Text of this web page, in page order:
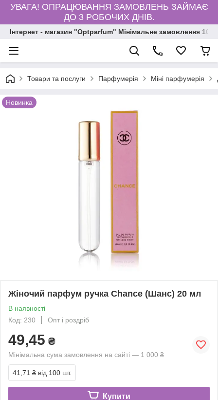
УВАГА! ОПРАЦЮВАННЯ ЗАМОВЛЕНЬ ЗАЙМАЄ
ДО 3 РОБОЧИХ ДНІВ.
Інтернет - магазин "Optparfum" Мінімальне замовлення
Товари та послуги Парфумерія Міні парфумерія
Новинка
Жіночий парфум ручка Chance (Шанс) 20 мл
В наявності
Код: 230
Опт і роздріб
49,45 ₴
Мінімальна сума замовлення на сайті — 1 000 ₴
41,71 ₴ від 100 шт.
Купити